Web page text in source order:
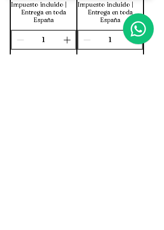
Impuesto incluido |
Entrega en toda
España
Impuesto incluido |
Entrega en toda
España